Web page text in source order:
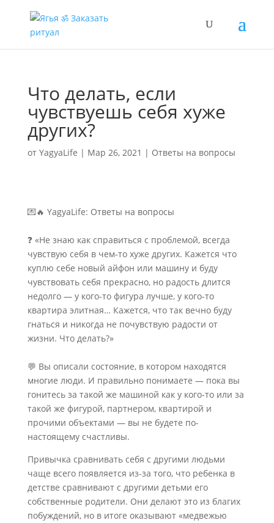
Что делать, если
чувствуешь себя хуже
других?
от YagyaLife | Мар 26, 2021 | Ответы на вопросы
💌🔥 YagyaLife: Ответы на вопросы
❓ «Не знаю как справиться с проблемой, всегда
чувствую себя в чем-то хуже других. Кажется что
куплю себе новый айфон или машину и буду
чувствовать себя прекрасно, но радость длится
недолго — у кого-то фигура лучше, у кого-то
квартира элитная… Кажется, что так вечно буду
гнаться и никогда не почувствую радости от
жизни. Что делать?»
💬 Вы описали состояние, в котором находятся
многие люди. И правильно понимаете — пока вы
гонитесь за такой же машиной как у кого-то или за
такой же фигурой, партнером, квартирой и
прочими объектами — вы не будете по-
настоящему счастливы.
Привычка сравнивать себя с другими людьми
чаще всего появляется из-за того, что ребенка в
детстве сравнивают с другими детьми его
собственные родители. Они делают это из благих
побуждений, но в итоге оказывают «медвежью